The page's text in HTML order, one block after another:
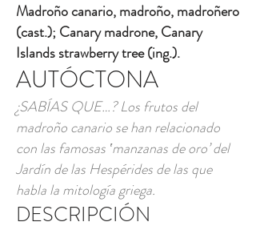
Madroño canario, madroño, madroñero
(cast.); Canary madrone, Canary
Islands strawberry tree (ing.).
AUTÓCTONA
¿SABÍAS QUE…? Los frutos del
madroño canario se han relacionado
con las famosas ‛manzanas de oro’ del
Jardín de las Hespérides de las que
habla la mitología griega.
DESCRIPCIÓN